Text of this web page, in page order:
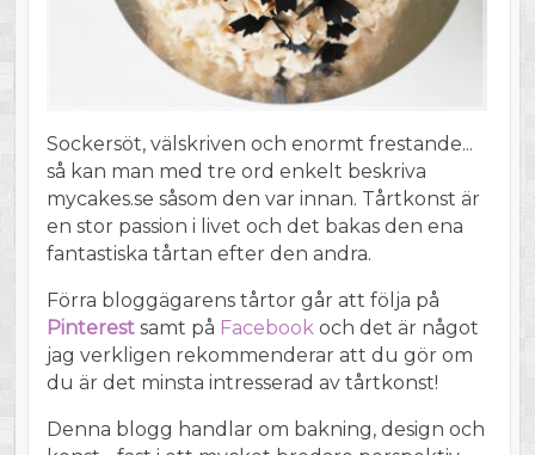
Sockersöt, välskriven och enormt frestande...
så kan man med tre ord enkelt beskriva
mycakes.se såsom den var innan. Tårtkonst är
en stor passion i livet och det bakas den ena
fantastiska tårtan efter den andra.
Förra bloggägarens tårtor går att följa på
Pinterestsamt på Facebookoch det är något
jag verkligen rekommenderar att du gör om
du är det minsta intresserad av tårtkonst!
Denna blogg handlar om bakning, design och